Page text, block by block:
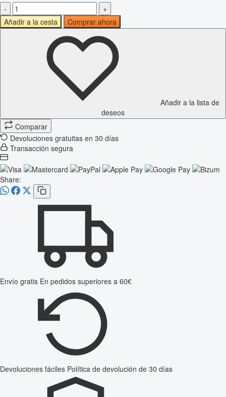
-
+
Añadir a la cesta
Comprar ahora
Añadir a la lista de
deseos
Comparar
Devoluciones gratuitas en 30 días
Transacción segura
Share:
Envío gratis En pedidos superiores a 60€
Devoluciones fáciles Política de devolución de 30 días